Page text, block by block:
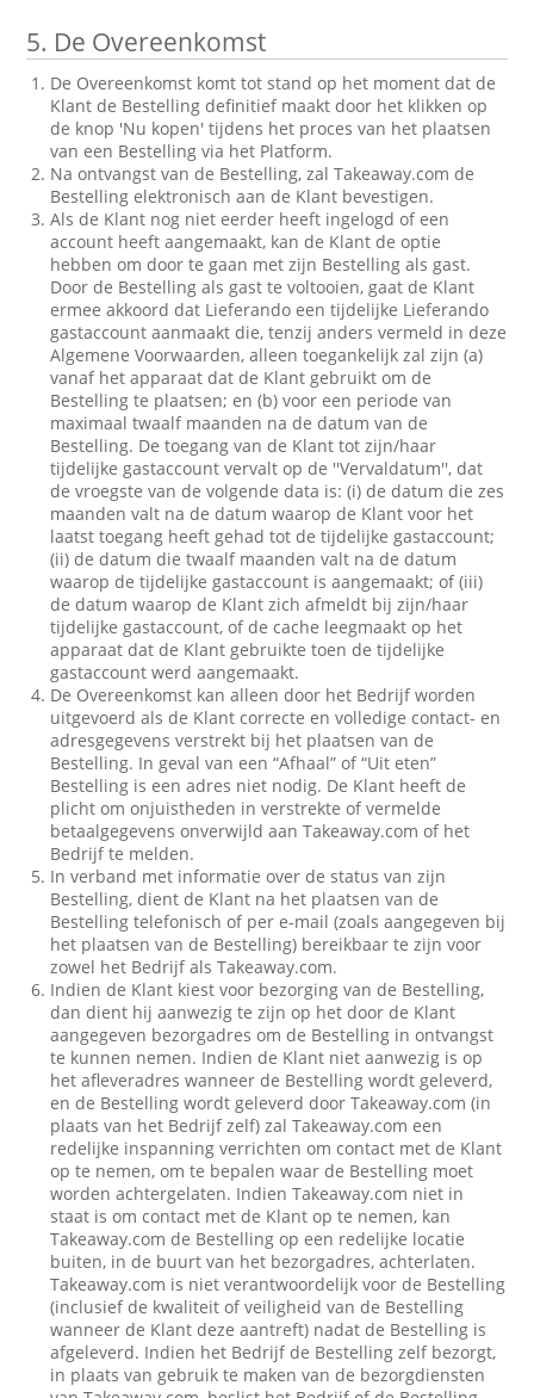
5. De Overeenkomst
De Overeenkomst komt tot stand op het moment dat de
Klant de Bestelling definitief maakt door het klikken op
de knop 'Nu kopen' tijdens het proces van het plaatsen
van een Bestelling via het Platform.
Na ontvangst van de Bestelling, zal Takeaway.com de
Bestelling elektronisch aan de Klant bevestigen.
Als de Klant nog niet eerder heeft ingelogd of een
account heeft aangemaakt, kan de Klant de optie
hebben om door te gaan met zijn Bestelling als gast.
Door de Bestelling als gast te voltooien, gaat de Klant
ermee akkoord dat Lieferando een tijdelijke Lieferando
gastaccount aanmaakt die, tenzij anders vermeld in deze
Algemene Voorwaarden, alleen toegankelijk zal zijn (a)
vanaf het apparaat dat de Klant gebruikt om de
Bestelling te plaatsen; en (b) voor een periode van
maximaal twaalf maanden na de datum van de
Bestelling. De toegang van de Klant tot zijn/haar
tijdelijke gastaccount vervalt op de ''Vervaldatum'', dat
de vroegste van de volgende data is: (i) de datum die zes
maanden valt na de datum waarop de Klant voor het
laatst toegang heeft gehad tot de tijdelijke gastaccount;
(ii) de datum die twaalf maanden valt na de datum
waarop de tijdelijke gastaccount is aangemaakt; of (iii)
de datum waarop de Klant zich afmeldt bij zijn/haar
tijdelijke gastaccount, of de cache leegmaakt op het
apparaat dat de Klant gebruikte toen de tijdelijke
gastaccount werd aangemaakt.
De Overeenkomst kan alleen door het Bedrijf worden
uitgevoerd als de Klant correcte en volledige contact- en
adresgegevens verstrekt bij het plaatsen van de
Bestelling. In geval van een “Afhaal” of “Uit eten”
Bestelling is een adres niet nodig. De Klant heeft de
plicht om onjuistheden in verstrekte of vermelde
betaalgegevens onverwijld aan Takeaway.com of het
Bedrijf te melden.
In verband met informatie over de status van zijn
Bestelling, dient de Klant na het plaatsen van de
Bestelling telefonisch of per e-mail (zoals aangegeven bij
het plaatsen van de Bestelling) bereikbaar te zijn voor
zowel het Bedrijf als Takeaway.com.
Indien de Klant kiest voor bezorging van de Bestelling,
dan dient hij aanwezig te zijn op het door de Klant
aangegeven bezorgadres om de Bestelling in ontvangst
te kunnen nemen. Indien de Klant niet aanwezig is op
het afleveradres wanneer de Bestelling wordt geleverd,
en de Bestelling wordt geleverd door Takeaway.com (in
plaats van het Bedrijf zelf) zal Takeaway.com een
redelijke inspanning verrichten om contact met de Klant
op te nemen, om te bepalen waar de Bestelling moet
worden achtergelaten. Indien Takeaway.com niet in
staat is om contact met de Klant op te nemen, kan
Takeaway.com de Bestelling op een redelijke locatie
buiten, in de buurt van het bezorgadres, achterlaten.
Takeaway.com is niet verantwoordelijk voor de Bestelling
(inclusief de kwaliteit of veiligheid van de Bestelling
wanneer de Klant deze aantreft) nadat de Bestelling is
afgeleverd. Indien het Bedrijf de Bestelling zelf bezorgt,
in plaats van gebruik te maken van de bezorgdiensten